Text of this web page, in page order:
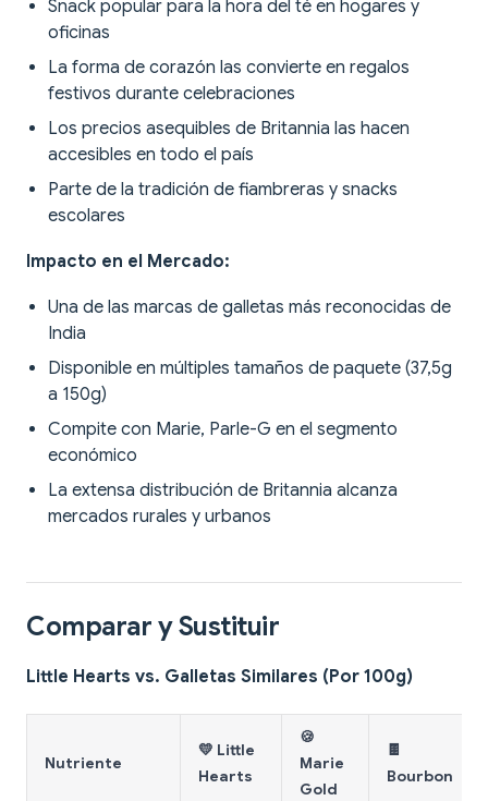
Snack popular para la hora del té en hogares y
oficinas
La forma de corazón las convierte en regalos
festivos durante celebraciones
Los precios asequibles de Britannia las hacen
accesibles en todo el país
Parte de la tradición de fiambreras y snacks
escolares
Impacto en el Mercado:
Una de las marcas de galletas más reconocidas de
India
Disponible en múltiples tamaños de paquete (37,5g
a 150g)
Compite con Marie, Parle-G en el segmento
económico
La extensa distribución de Britannia alcanza
mercados rurales y urbanos
Comparar y Sustituir
Little Hearts vs. Galletas Similares (Por 100g)
Nutriente
💛 Little
Hearts
🍪
Marie
Gold
🍫
Bourbon